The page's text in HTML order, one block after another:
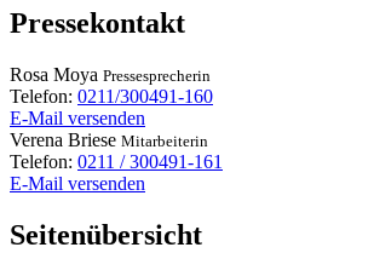
Pressekontakt
Rosa Moya Pressesprecherin
Telefon: 0211/300491-160
E-Mail versenden
Verena Briese Mitarbeiterin
Telefon: 0211 / 300491-161
E-Mail versenden
Seitenübersicht